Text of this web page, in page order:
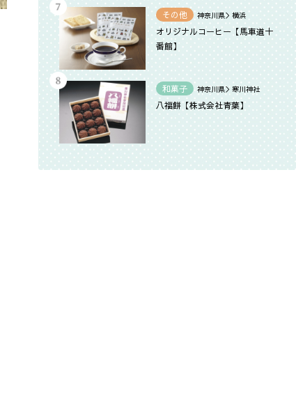
その他 神奈川県＞横浜
オリジナルコーヒー【馬車道十
番館】
和菓子 神奈川県＞寒川神社
八福餅【株式会社青葉】